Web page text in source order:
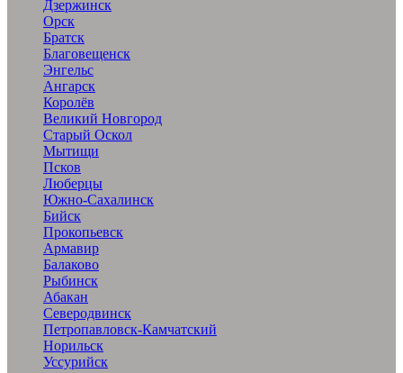
Дзержинск
Орск
Братск
Благовещенск
Энгельс
Ангарск
Королёв
Великий Новгород
Старый Оскол
Мытищи
Псков
Люберцы
Южно-Сахалинск
Бийск
Прокопьевск
Армавир
Балаково
Рыбинск
Абакан
Северодвинск
Петропавловск-Камчатский
Норильск
Уссурийск